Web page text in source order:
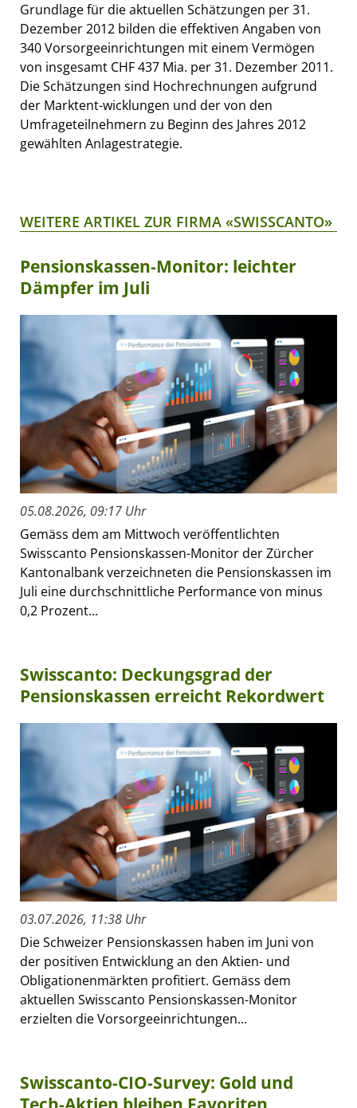
Grundlage für die aktuellen Schätzungen per 31.
Dezember 2012 bilden die effektiven Angaben von
340 Vorsorgeeinrichtungen mit einem Vermögen
von insgesamt CHF 437 Mia. per 31. Dezember 2011.
Die Schätzungen sind Hochrechnungen aufgrund
der Marktent-wicklungen und der von den
Umfrageteilnehmern zu Beginn des Jahres 2012
gewählten Anlagestrategie.
WEITERE ARTIKEL ZUR FIRMA «SWISSCANTO»
Pensionskassen-Monitor: leichter
Dämpfer im Juli
05.08.2026, 09:17 Uhr
Gemäss dem am Mittwoch veröffentlichten
Swisscanto Pensionskassen-Monitor der Zürcher
Kantonalbank verzeichneten die Pensionskassen im
Juli eine durchschnittliche Performance von minus
0,2 Prozent...
Swisscanto: Deckungsgrad der
Pensionskassen erreicht Rekordwert
03.07.2026, 11:38 Uhr
Die Schweizer Pensionskassen haben im Juni von
der positiven Entwicklung an den Aktien- und
Obligationenmärkten profitiert. Gemäss dem
aktuellen Swisscanto Pensionskassen-Monitor
erzielten die Vorsorgeeinrichtungen...
Swisscanto-CIO-Survey: Gold und